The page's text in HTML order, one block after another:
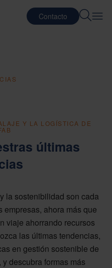
Contacto
Y LA LOGÍSTICA DE
últimas
la sostenibilidad son cada
empresas, ahora más que
viaje ahorrando recursos
las últimas tendencias,
en gestión sostenible de
descubra formas más